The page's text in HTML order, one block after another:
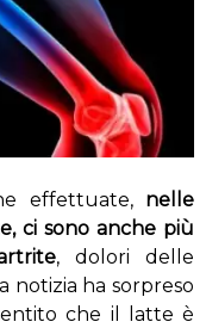
effettuate, nelle
ci sono anche più
, dolori delle
notizia ha sorpreso
che il latte è